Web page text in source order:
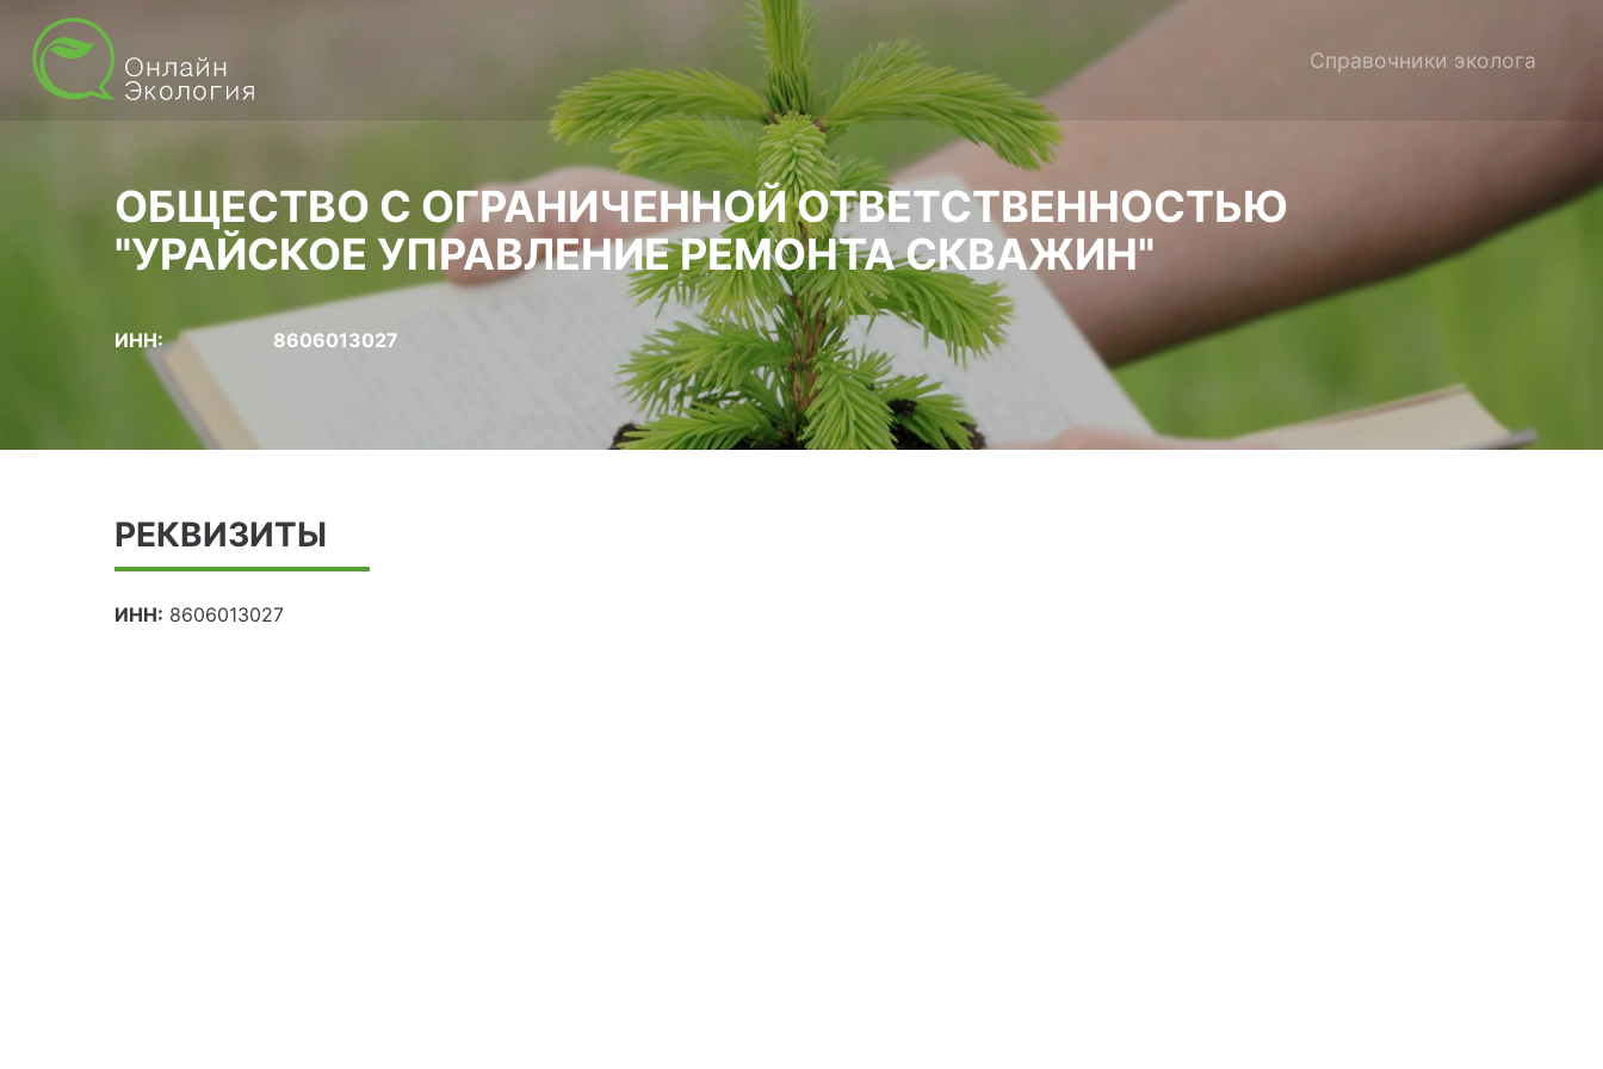
Справочники эколога
ОБЩЕСТВО С ОГРАНИЧЕННОЙ ОТВЕТСТВЕННОСТЬЮ
"УРАЙСКОЕ УПРАВЛЕНИЕ РЕМОНТА СКВАЖИН"
ИНН: 8606013027
РЕКВИЗИТЫ
ИНН: 8606013027